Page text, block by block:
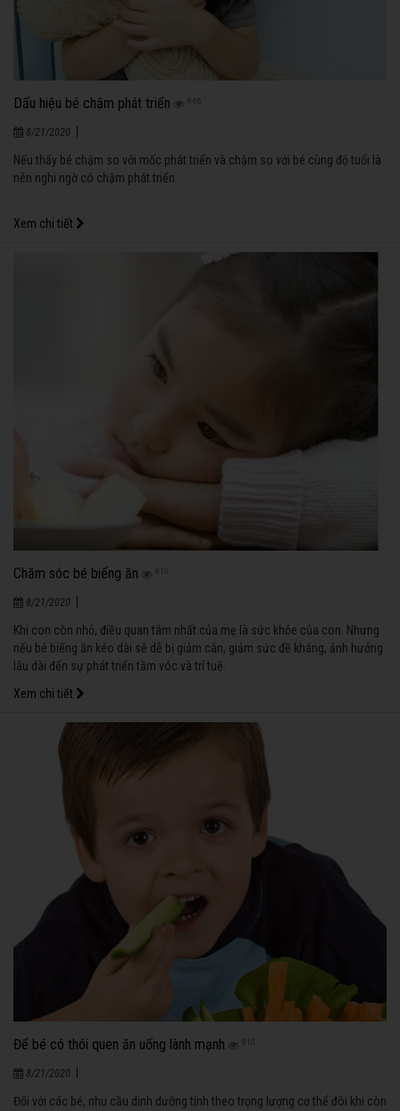
Dấu hiệu bé chậm phát triển 866
8/21/2020
Nếu thấy bé chậm so với mốc phát triển và chậm so với bé cùng độ tuổi là
nên nghi ngờ có chậm phát triển.
Xem chi tiết
Chăm sóc bé biếng ăn 810
8/21/2020
Khi con còn nhỏ, điều quan tâm nhất của mẹ là sức khỏe của con. Nhưng
nếu bé biếng ăn kéo dài sẽ dễ bị giảm cân, giảm sức đề kháng, ảnh hưởng
lâu dài đến sự phát triển tầm vóc và trí tuệ.
Xem chi tiết
Để bé có thói quen ăn uống lành mạnh 810
8/21/2020
Đối với các bé, nhu cầu dinh dưỡng tính theo trọng lượng cơ thể đôi khi còn